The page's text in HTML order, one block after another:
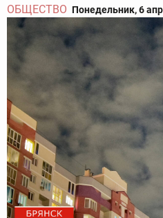
ОБЩЕСТВО Понедельник, 6